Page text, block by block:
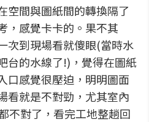
空間與圖紙間的轉換隔了
，感覺卡卡的。果不其
次到現場看就傻眼(當時水
台的水線了!)，覺得在圖紙
口感覺很壓迫，明明圖面
看就是不對勁，尤其室內
不對了，看完工地整趟回